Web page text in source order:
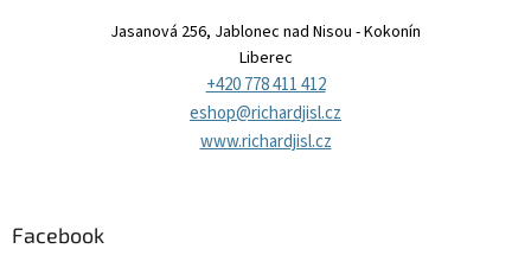
Jasanová 256, Jablonec nad Nisou - Kokonín
Liberec
+420 778 411 412
eshop@richardjisl.cz
www.richardjisl.cz
Facebook